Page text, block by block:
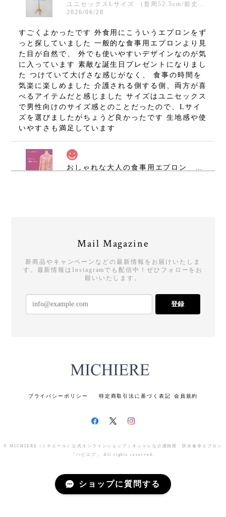
ユニセックスLサイズ （首周52.5cm/前丈83cm/裾幅68cm）
2026/06/28
すごくよかったです 外食用にこういうエプロンをず
っと探していました 一般的な食事用エプロンより見
た目が自然で、 外でも使いやすいデザインなのが気
に入っています 素敵な誕生日プレゼントになりまし
た つけていて大げさな感じがなく、 食事の時間を
気楽に楽しめました 介護される側する側、両方が喜
べるアイテムだと感じました サイズはユニセックス
で男性向けのサイズ感とのことだったので、Lサイ
ズを選びましたがちょうど良かったです 生地感や使
いやすさも満足しています
おしゃれな大人の食事用エプロン 防水食卓エプロン ハピエプ（スムースニット ）【color：ブロッサムオレンジ 襟デザイン：素敵シャツカラー レディース】
レビューを投稿してくださり、誠にあり
がとうございます。 使うたびに明るい気
しい限りです。 お母様の妹さんにも褒め
ていただいたというエピソードや「大好
ら、光栄でございます。 今後ともミチエ
す。
Mサイズ（首周43.5cm/前丈75cm/裾幅62cm）
2026/04/21
ミチエールのエプロン、愛用しています。今回、無
地のピンク色を購入しましたが、、、、、 母は食べ
Mail Magazine
新商品やキャンペーンなどの最新情報をお届けいたしま
す。最新情報はInstagramでも配信中！ぜひフォローをお
願いいたします。
登録
プライバシーポリシー 特定商取引法に基づく表記 会員規約
© MICHIERE（ミチエール）公式オンラインショップ｜オシャレな介護雑貨 防水食卓エプロン
「ハピエプ」 All rights reserved.
ショップに質問する